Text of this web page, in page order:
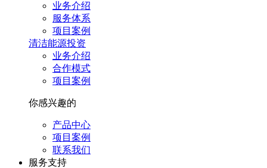
业务介绍
服务体系
项目案例
清洁能源投资
业务介绍
合作模式
项目案例
你感兴趣的
产品中心
项目案例
联系我们
服务⽀持